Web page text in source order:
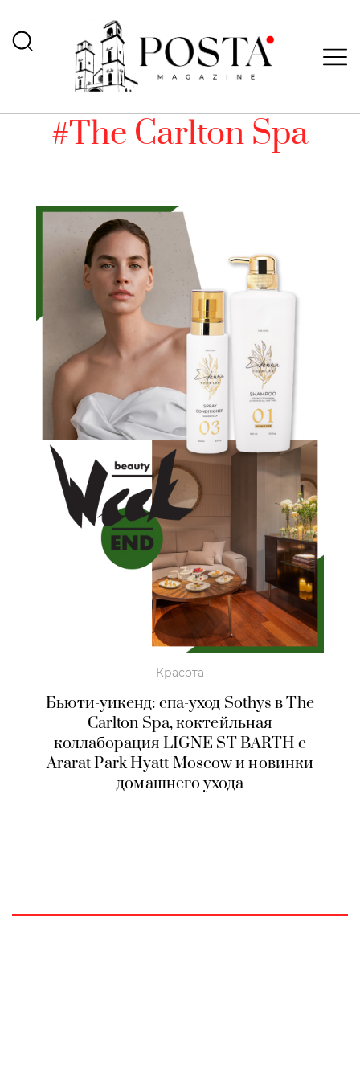
#The Carlton Spa
Красота
Бьюти-уикенд: спа-уход Sothys в The
Carlton Spa, коктейльная
коллаборация LIGNE ST BARTH с
Ararat Park Hyatt Moscow и новинки
домашнего ухода